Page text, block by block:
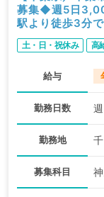
募集◆週5日
駅より徒歩3分
勤）
土・日・祝休み 高
給与
勤務日数
勤務地
募集科目